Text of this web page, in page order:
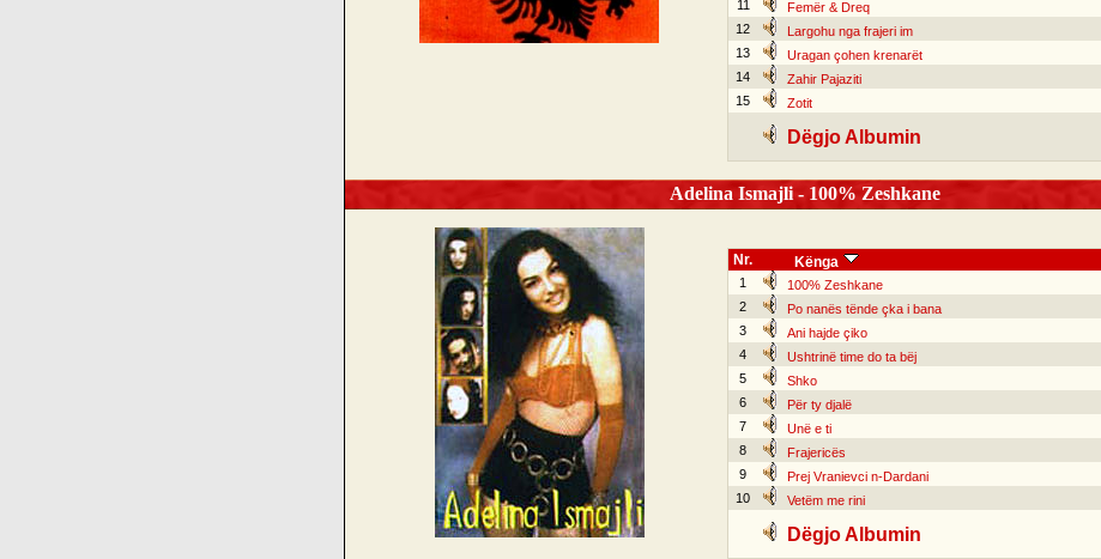
11
Femër & Dreq
12
Largohu nga frajeri im
13
Uragan çohen krenarët
14
Zahir Pajaziti
15
Zotit
Dëgjo Albumin
Adelina Ismajli - 100% Zeshkane
Nr. Kënga
1 100% Zeshkane
2
Po nanës tënde çka i bana
3
Ani hajde çiko
4
Ushtrinë time do ta bëj
5
Shko
6
Për ty djalë
7
Unë e ti
8
Frajericës
9
Prej Vranievci n-Dardani
10
Vetëm me rini
Dëgjo Albumin